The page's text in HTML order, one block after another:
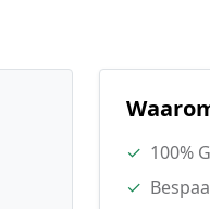
✓ 100%
✓